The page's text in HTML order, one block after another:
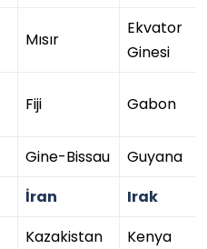
Mısır
Ekvator
Ginesi
Fiji Gabon
Gine-Bissau
Guyana
İran
Irak
Kazakistan
Kenya